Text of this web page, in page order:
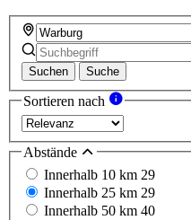
Suchen Suche
Sortieren nach
Abstände
Innerhalb 10 km 29
Innerhalb 25 km 29
Innerhalb 50 km 40